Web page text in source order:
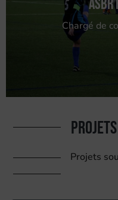
Chargé de
Projets